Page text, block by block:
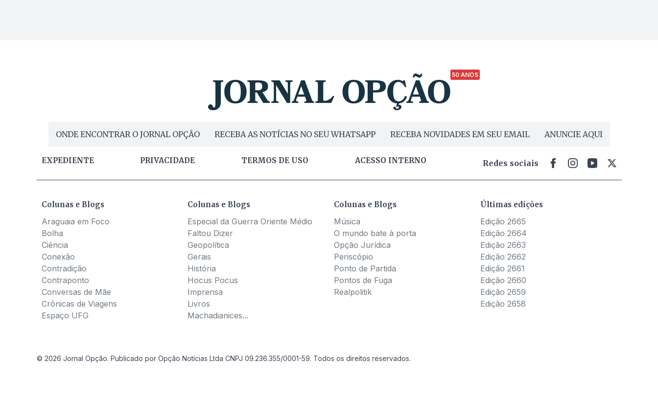
50 ANOS
ONDE ENCONTRAR O JORNAL OPÇÃO RECEBA AS NOTÍCIAS NO SEU WHATSAPP RECEBA NOVIDADES EM SEU EMAIL ANUNCIE AQUI
EXPEDIENTE PRIVACIDADE TERMOS DE USO ACESSO INTERNO Redes sociais
Colunas e Blogs
Araguaia em Foco
Bolha
Ciência
Conexão
Contradição
Contraponto
Conversas de Mãe
Crônicas de Viagens
Espaço UFG
Colunas e Blogs
Especial da Guerra Oriente Médio
Faltou Dizer
Geopolítica
Gerais
História
Hocus Pocus
Imprensa
Livros
Machadianices...
Colunas e Blogs
Música
O mundo bate à porta
Opção Jurídica
Periscópio
Ponto de Partida
Pontos de Fuga
Realpolitik
Últimas edições
Edição 2665
Edição 2664
Edição 2663
Edição 2662
Edição 2661
Edição 2660
Edição 2659
Edição 2658
© 2026 Jornal Opção. Publicado por Opção Notícias Ltda CNPJ 09.236.355/0001-59. Todos os direitos reservados.